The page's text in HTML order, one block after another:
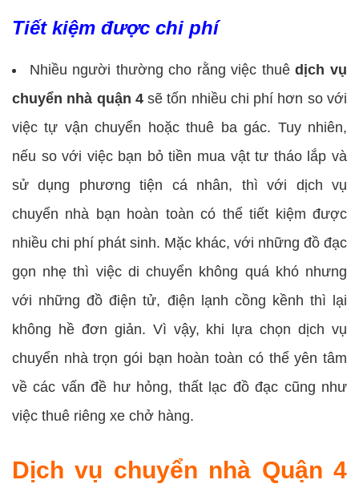
Tiết kiệm được chi phí
Nhiều người thường cho rằng việc thuêdịch vụ
chuyển nhà quận 4sẽ tốn nhiều chi phí hơn so với
việc tự vận chuyển hoặc thuê ba gác. Tuy nhiên,
nếu so với việc bạn bỏ tiền mua vật tư tháo lắp và
sử dụng phương tiện cá nhân, thì với dịch vụ
chuyển nhà bạn hoàn toàn có thể tiết kiệm được
nhiều chi phí phát sinh. Mặc khác, với những đồ đạc
gọn nhẹ thì việc di chuyển không quá khó nhưng
với những đồ điện tử, điện lạnh cồng kềnh thì lại
không hề đơn giản. Vì vậy, khi lựa chọn dịch vụ
chuyển nhà trọn gói bạn hoàn toàn có thể yên tâm
về các vấn đề hư hỏng, thất lạc đồ đạc cũng như
việc thuê riêng xe chở hàng.
Dịch vụ chuyển nhà Quận 4